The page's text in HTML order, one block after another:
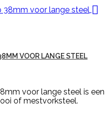

VOOR LANGE STEEL
voor lange steel is een
of mestvorksteel.